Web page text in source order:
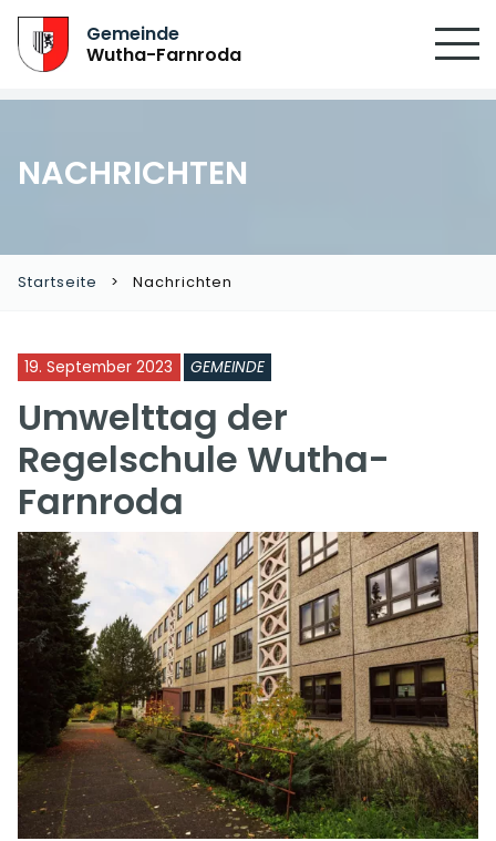
Gemeinde
Wutha-Farnroda
NACHRICHTEN
Startseite Nachrichten
19. September 2023 GEMEINDE
Umwelttag der
Regelschule Wutha-
Farnroda